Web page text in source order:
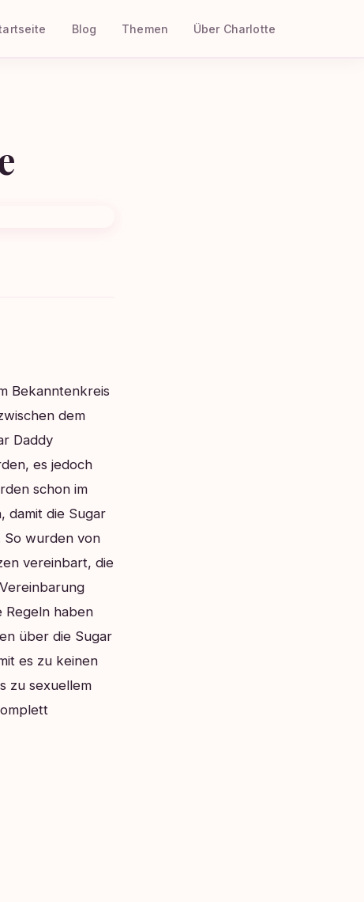
Blog Themen Über Charlotte
Bekanntenkreis
dem
Daddy
es jedoch
schon im
damit die Sugar
So wurden von
vereinbart, die
Regeln haben
über die Sugar
es zu keinen
zu sexuellem